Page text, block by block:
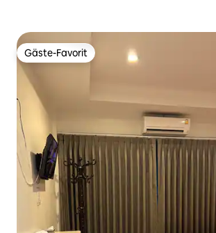
Gäste-Favorit
Gäste-Favorit